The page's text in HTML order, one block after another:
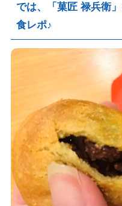
では、「菓匠 禄兵衛
食レポ♪